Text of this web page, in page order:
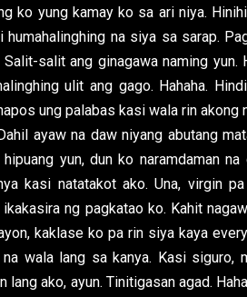
ko yung kamay ko sa ari niya.
na siya sa sarap.
salit ang ginagawa naming yun.
ulit ang gago. Hahaha.
ung palabas kasi wala rin akong
ayaw na daw niyang abutang
yun, dun ko naramdaman na
kasi natatakot ako. Una, virgin
ng pagkatao ko. Kahit
kaklase ko pa rin siya kaya
wala lang sa kanya. Kasi siguro,
lang ako, ayun. Tinitigasan agad.